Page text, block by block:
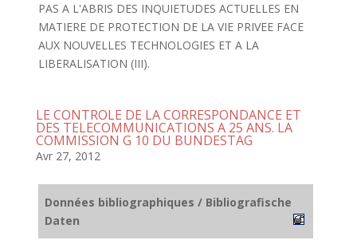
PAS A L'ABRIS DES INQUIETUDES ACTUELLES EN
MATIERE DE PROTECTION DE LA VIE PRIVEE FACE
AUX NOUVELLES TECHNOLOGIES ET A LA
LIBERALISATION (III).
LE CONTROLE DE LA CORRESPONDANCE ET
DES TELECOMMUNICATIONS A 25 ANS. LA
COMMISSION G 10 DU BUNDESTAG
Avr 27, 2012
Données bibliographiques / Bibliografische
Daten